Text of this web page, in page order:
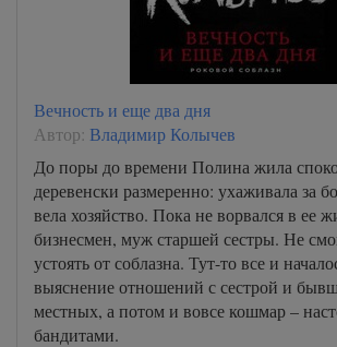
Вечность и еще два дня
Автор: Владимир Колычев
До поры до времени Полина жила
деревенски размеренно: ухаживала за
вела хозяйство. Пока не ворвался в ее
бизнесмен, муж старшей сестры. Не
устоять от соблазна. Тут-то все и
выяснение отношений с сестрой и
местных, а потом и вовсе кошмар –
бандитами.